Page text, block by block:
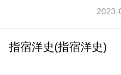
2023-
指宿洋史(指宿洋史)